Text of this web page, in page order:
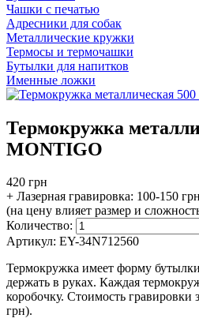
Чашки с печатью
Адресники для собак
Металлические кружки
Термосы и термочашки
Бутылки для напитков
Именные ложки
Термокружка
MONTIGO
420 грн
+ Лазерная гравировка: 100-150 грн
(на цену влияет размер и
Количество:
Артикул: EY-34N712560
Термокружка имеет форму
держать в руках. Каждая
коробочку. Стоимость гравировки
грн).